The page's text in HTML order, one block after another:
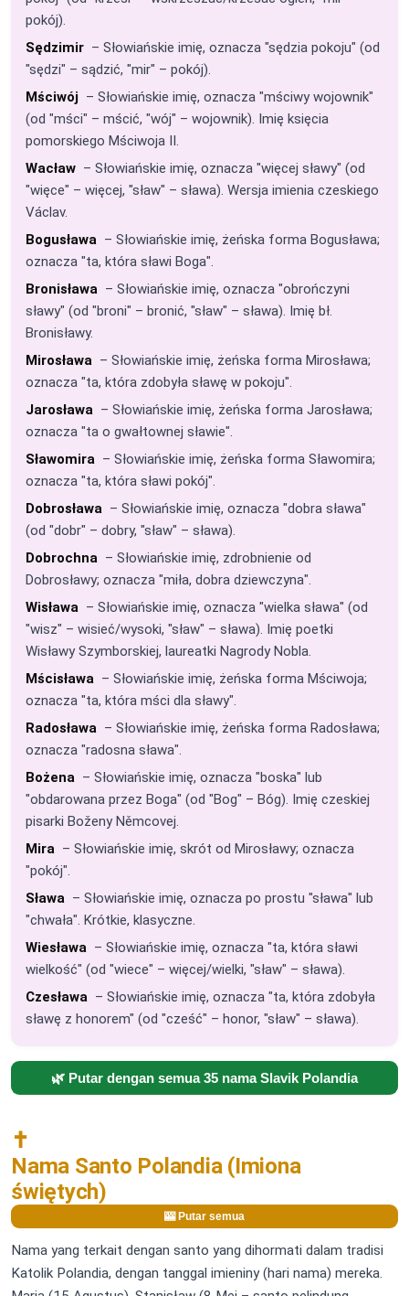
pokój).
Sędzimir – Słowiańskie imię, oznacza "sędzia pokoju" (od
"sędzi" – sądzić, "mir" – pokój).
Mściwój – Słowiańskie imię, oznacza "mściwy wojownik"
(od "mści" – mścić, "wój" – wojownik). Imię księcia
pomorskiego Mściwoja II.
Wacław – Słowiańskie imię, oznacza "więcej sławy" (od
"więce" – więcej, "sław" – sława). Wersja imienia czeskiego
Václav.
Bogusława – Słowiańskie imię, żeńska forma Bogusława;
oznacza "ta, która sławi Boga".
Bronisława – Słowiańskie imię, oznacza "obrończyni
sławy" (od "broni" – bronić, "sław" – sława). Imię bł.
Bronisławy.
Mirosława – Słowiańskie imię, żeńska forma Mirosława;
oznacza "ta, która zdobyła sławę w pokoju".
Jarosława – Słowiańskie imię, żeńska forma Jarosława;
oznacza "ta o gwałtownej sławie".
Sławomira – Słowiańskie imię, żeńska forma Sławomira;
oznacza "ta, która sławi pokój".
Dobrosława – Słowiańskie imię, oznacza "dobra sława"
(od "dobr" – dobry, "sław" – sława).
Dobrochna – Słowiańskie imię, zdrobnienie od
Dobrosławy; oznacza "miła, dobra dziewczyna".
Wisława – Słowiańskie imię, oznacza "wielka sława" (od
"wisz" – wisieć/wysoki, "sław" – sława). Imię poetki
Wisławy Szymborskiej, laureatki Nagrody Nobla.
Mścisława – Słowiańskie imię, żeńska forma Mściwoja;
oznacza "ta, która mści dla sławy".
Radosława – Słowiańskie imię, żeńska forma Radosława;
oznacza "radosna sława".
Bożena – Słowiańskie imię, oznacza "boska" lub
"obdarowana przez Boga" (od "Bog" – Bóg). Imię czeskiej
pisarki Boženy Němcovej.
Mira – Słowiańskie imię, skrót od Mirosławy; oznacza
"pokój".
Sława – Słowiańskie imię, oznacza po prostu "sława" lub
"chwała". Krótkie, klasyczne.
Wiesława – Słowiańskie imię, oznacza "ta, która sławi
wielkość" (od "wiece" – więcej/wielki, "sław" – sława).
Czesława – Słowiańskie imię, oznacza "ta, która zdobyła
sławę z honorem" (od "cześć" – honor, "sław" – sława).
🌿 Putar dengan semua 35 nama Slavik Polandia
✝️
Nama Santo Polandia (Imiona
świętych)
🎰 Putar semua
Nama yang terkait dengan santo yang dihormati dalam tradisi
Katolik Polandia, dengan tanggal imieniny (hari nama) mereka.